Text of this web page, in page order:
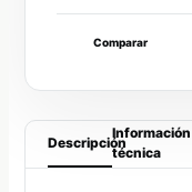
Comparar
Descripción
Información
técnica